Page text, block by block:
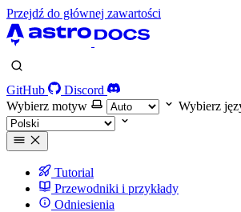
Przejdź do głównej zawartości
GitHub
Discord
Wybierz motyw
Wybierz
Tutorial
Przewodniki i przykłady
Odniesienia